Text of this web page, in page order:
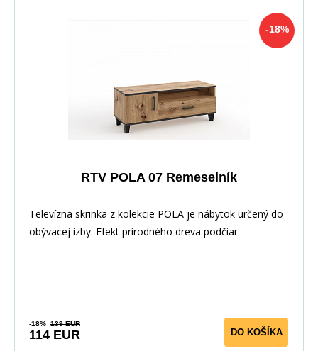
-18%
RTV POLA 07 Remeselník
Televízna skrinka z kolekcie POLA je nábytok určený do
obývacej izby. Efekt prírodného dreva podčiar
-18% 139 EUR
114 EUR DO KOŠÍKA